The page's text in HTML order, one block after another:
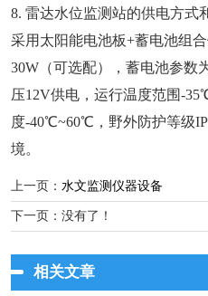
8. 雷达水位监测站的供电方式
采用太阳能电池板+蓄电池组
30W（可选配），蓄电池参数
压12V供电，运行温度范围-
度-40℃~60℃，野外防护等级
境。
上一页： 水文监测仪器设备
下一页：没有了！
相关文章